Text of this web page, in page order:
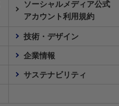
ソーシャルメディア公式
アカウント利用規約
技術・デザイン
企業情報
サステナビリティ